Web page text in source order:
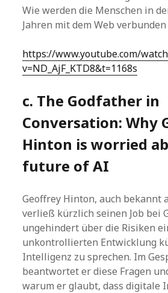
Wie werden die Menschen in
Jahren mit dem Web
https://www.youtube.com/
v=ND_AjF_KTD8&t=1168s
c. The Godfather in
Conversation: Why
Hinton is worried
future of AI
Geoffrey Hinton, auch bekannt
verließ kürzlich seinen Job bei
ungehindert über die Risiken
unkontrollierten Entwicklung
Intelligenz zu sprechen. Im
beantwortet er diese Fragen
warum er glaubt, dass digitale